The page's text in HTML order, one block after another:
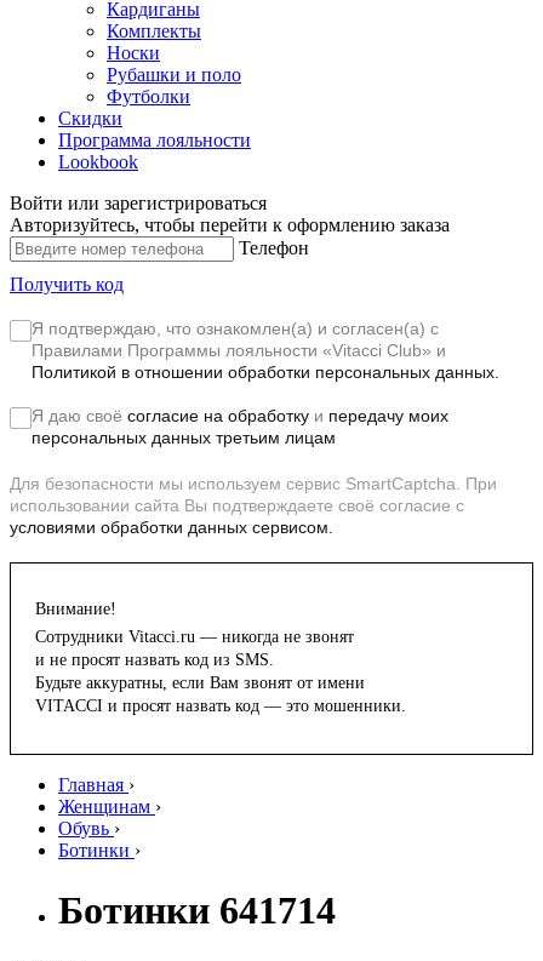
Кардиганы
Комплекты
Носки
Рубашки и поло
Футболки
Скидки
Программа лояльности
Lookbook
Войти или зарегистрироваться
Авторизуйтесь, чтобы перейти к оформлению заказа
Телефон
Получить код
Я подтверждаю, что ознакомлен(а) и согласен(а) с
Правилами Программы лояльности «Vitacci Club» и
Политикой в отношении обработки персональных данных.
Я даю своё согласие на обработку и передачу моих
персональных данных третьим лицам
Для безопасности мы используем сервис SmartCaptcha. При
использовании сайта Вы подтверждаете своё согласие с
условиями обработки данных сервисом.
Внимание!
Сотрудники Vitacci.ru — никогда не звонят
и не просят назвать код из SMS.
Будьте аккуратны, если Вам звонят от имени
VITACCI и просят назвать код — это мошенники.
Главная ›
Женщинам ›
Обувь ›
Ботинки ›
Ботинки 641714